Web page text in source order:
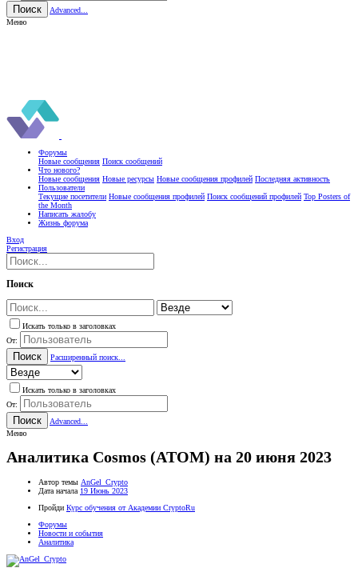
Поиск
Advanced...
Меню
Форумы
Новые сообщения Поиск сообщений
Что нового?
Новые сообщения Новые ресурсы Новые сообщения профилей Последняя активность
Пользователи
Текущие посетители Новые сообщения профилей Поиск сообщений профилей Top Posters of
the Month
Написать жалобу
Жизнь форума
Вход
Регистрация
Поиск
Искать только в заголовках
От:
Поиск Расширенный поиск...
Искать только в заголовках
От:
Поиск
Advanced...
Меню
Аналитика Cosmos (ATOM) на 20 июня 2023
Автор темы AnGel_Crypto
Дата начала 19 Июнь 2023
Пройди Курс обучения от Академии CryptoRu
Форумы
Новости и события
Аналитика